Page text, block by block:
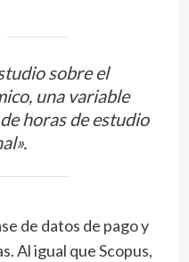
sobre el
una variable
horas de estudio
de datos de pago y
Al igual que Scopus,